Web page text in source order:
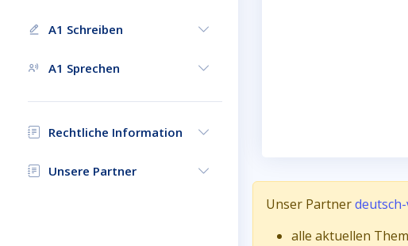
A1 Schreiben
A1 Sprechen
Rechtliche Information
Unsere Partner
Unser Partner
alle aktuellen